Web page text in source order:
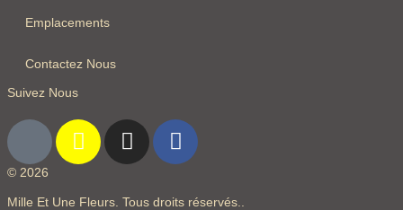
Emplacements
Contactez Nous
Suivez Nous
© 2026
Mille Et Une Fleurs. Tous droits réservés..